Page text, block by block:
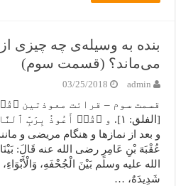
بنده به وسیله‌ی چه چیزی
می‌ماند؟ (قسمت سوم)
admin
03/25/2018
و بعد از نمازها و هنگام مریضی و
عُقْبَهَ بْنِ عَامِرٍ رضی الله عنه قَالَ:
الله علیه وسلم بَیْنَ الْجُحْفَهِ،
شَدِیدَهٌ، …